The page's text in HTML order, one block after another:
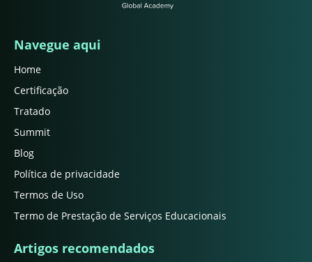
Navegue aqui
Home
Certificação
Tratado
Summit
Blog
Política de privacidade
Termos de Uso
Termo de Prestação de Serviços Educacionais
Artigos recomendados